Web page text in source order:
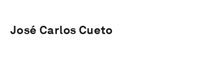
José Carlos Cueto